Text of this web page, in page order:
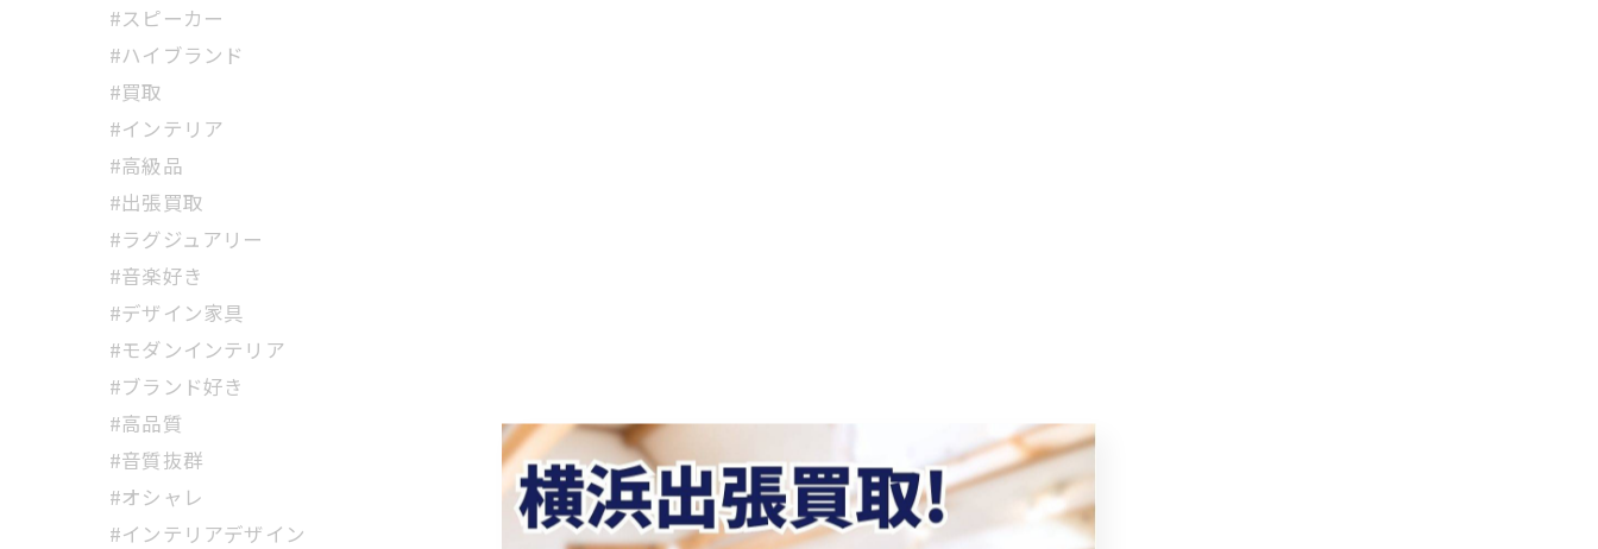
#スピーカー
#ハイブランド
#買取
#インテリア
#高級品
#出張買取
#ラグジュアリー
#音楽好き
#デザイン家具
#モダンインテリア
#ブランド好き
#高品質
#音質抜群
#オシャレ
#インテリアデザイン